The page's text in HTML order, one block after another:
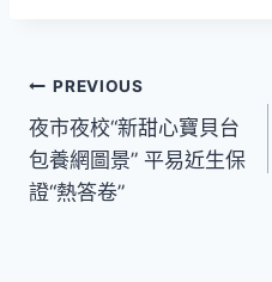
文
章
導
PREVIOUS
夜市夜校“新甜心寶貝台
包養網圖景” 平易近生保
證“熱答卷”